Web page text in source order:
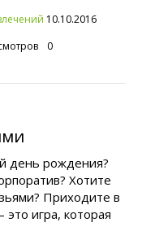
10.10.2016
0
день рождения?
Хотите
Приходите в
это игра, которая